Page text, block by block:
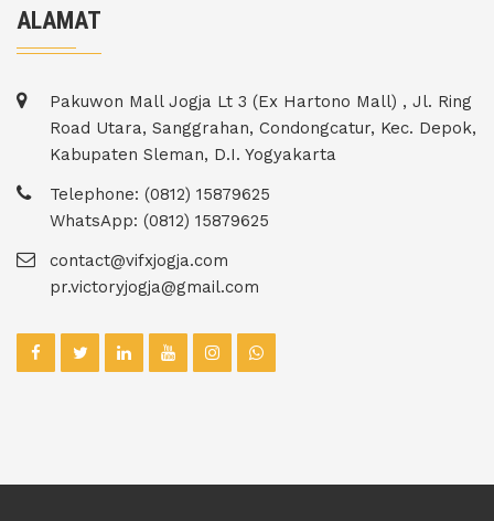
ALAMAT
Pakuwon Mall Jogja Lt 3 (Ex Hartono Mall) , Jl. Ring
Road Utara, Sanggrahan, Condongcatur, Kec. Depok,
Kabupaten Sleman, D.I. Yogyakarta
Telephone: (0812) 15879625
WhatsApp: (0812) 15879625
contact@vifxjogja.com
pr.victoryjogja@gmail.com